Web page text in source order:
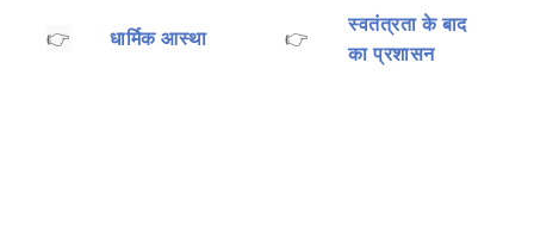
👉 धार्मिक आस्था 👉
स्वतंत्रता के बाद
का प्रशासन